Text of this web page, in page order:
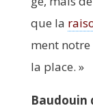
que la
ment notre
la place. »
Bau­douin